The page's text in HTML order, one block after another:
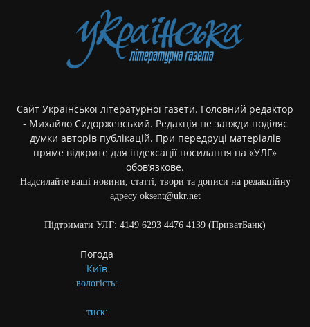
Сайт Української літературної газети. Головний редактор
- Михайло Сидоржевський. Редакція не завжди поділяє
думки авторів публікацій. При передруці матеріалів
пряме відкрите для індексації посилання на «УЛГ»
обов’язкове.
Надсилайте ваші новини, статті, твори та дописи на редакційну
адресу oksent@ukr.net
Підтримати УЛГ: 4149 6293 4476 4139 (ПриватБанк)
Погода
Київ
вологість:
тиск: